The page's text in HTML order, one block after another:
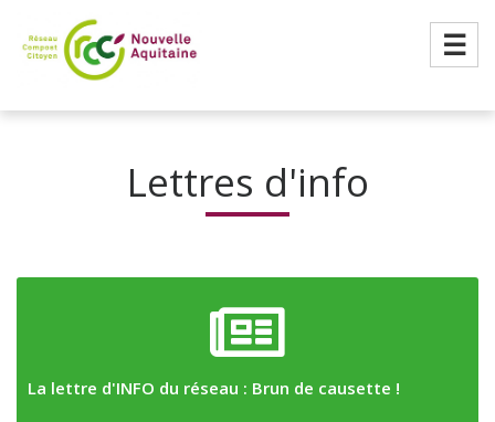
☰
Lettres d'info
La lettre d'INFO du réseau : Brun de causette !